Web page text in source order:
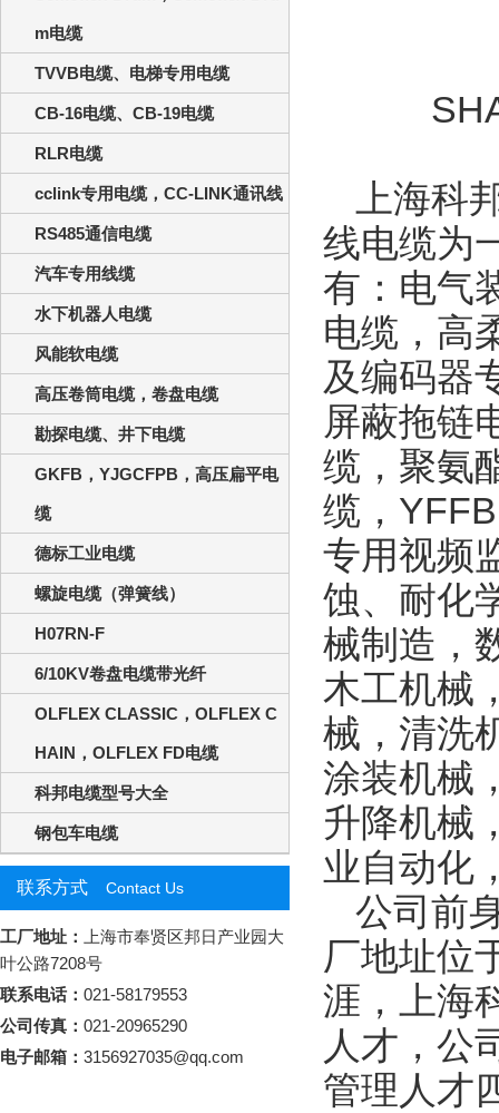
m电缆
TVVB电缆、电梯专用电缆
CB-16电缆、CB-19电缆
RLR电缆
cclink专用电缆，CC-LINK通讯线
RS485通信电缆
汽车专用线缆
水下机器人电缆
风能软电缆
高压卷筒电缆，卷盘电缆
勘探电缆、井下电缆
GKFB，YJGCFPB，高压扁平电
缆
德标工业电缆
螺旋电缆（弹簧线）
H07RN-F
6/10KV卷盘电缆带光纤
OLFLEX CLASSIC，OLFLEX C
HAIN，OLFLEX FD电缆
科邦电缆型号大全
钢包车电缆
联系方式 Contact Us
工厂地址：
上海市奉贤区邦日产业园大
叶公路7208号
联系电话： 021-58179553
公司传真： 021-20965290
电子邮箱： 3156927035@qq.com
上海科
线电缆为
有：电气
电缆，高
及编码器
屏蔽拖链
缆，聚氨
缆， YFFB
专用视频
蚀、耐化
械制造，
木工机械
械，清洗
涂装机械
升降机械
业自动化
公司前
厂地址位
涯，上海
人才，公
管理人才